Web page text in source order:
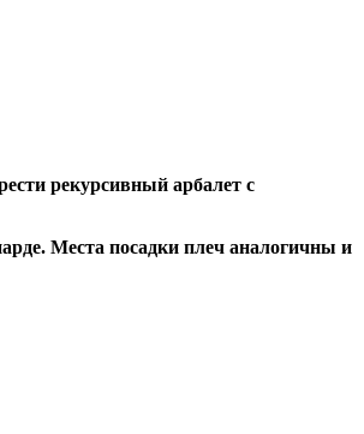
рекурсивный арбалет с
Места посадки плеч аналогичны и